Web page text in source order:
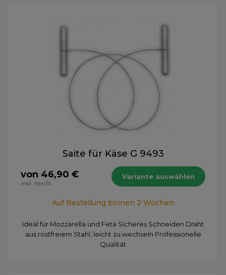
Saite für Käse G 9493
von 46,90 €
inkl. MwSt.
Variante auswählen
Auf Bestellung binnen 2 Wochen
Ideal für Mozzarella und Feta Sicheres Schneiden Draht
aus rostfreiem Stahl, leicht zu wechseln Professionelle
Qualität